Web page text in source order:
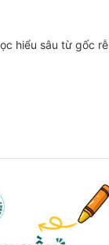
hiểu sâu từ gốc rễ